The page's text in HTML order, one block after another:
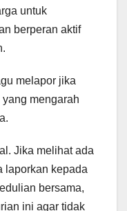
untuk
berperan aktif
melapor jika
mengarah
Jika melihat ada
laporkan kepada
bersama,
ini agar tidak